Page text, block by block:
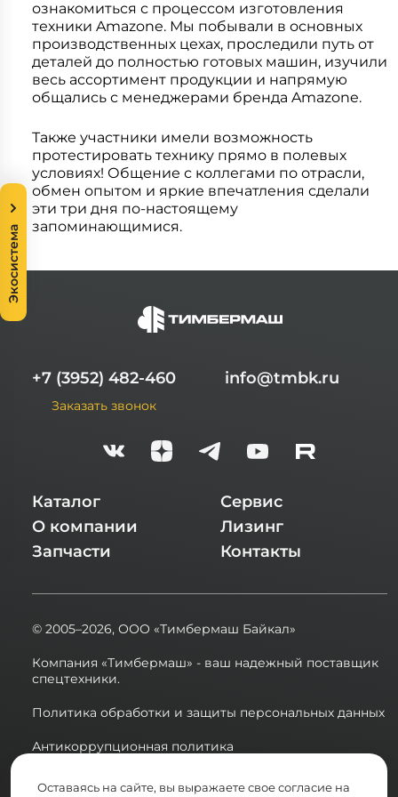
ознакомиться с процессом изготовления
техники Amazone. Мы побывали в основных
производственных цехах, проследили путь от
деталей до полностью готовых машин, изучили
весь ассортимент продукции и напрямую
общались с менеджерами бренда Amazone.
Также участники имели возможность
протестировать технику прямо в полевых
условиях! Общение с коллегами по отрасли,
обмен опытом и яркие впечатления сделали
эти три дня по-настоящему
запоминающимися.
+7 (3952) 482-460
Заказать звонок
info@tmbk.ru
Каталог
О компании
Запчасти
Сервис
Лизинг
Контакты
© 2005–2026, ООО «Тимбермаш Байкал»
Компания «Тимбермаш» - ваш надежный поставщик
спецтехники.
Политика обработки и защиты персональных данных
Антикоррупционная политика
Сводная ведомость результатов проведения СОУТ в
Экосистема
Оставаясь на сайте, вы выражаете свое согласие на
Системы 3D нивелирования
Мини-погрузчики
Грейферные захваты
Посевная техника